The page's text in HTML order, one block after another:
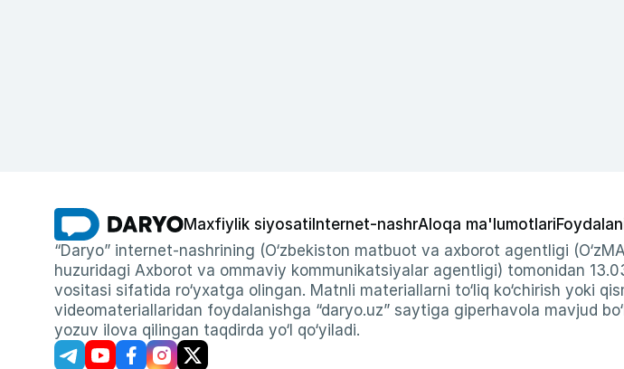
Maxfiylik siyosati Internet-nashrAloqa ma'lumotlari
“Daryo” internet-nashrining (O‘zbekiston matbuot va axborot agentligi
huzuridagi Axborot va ommaviy kommunikatsiyalar agentligi) tomonidan
vositasi sifatida ro‘yxatga olingan. Matnli materiallarni to‘liq ko‘chirish yoki
videomateriallaridan foydalanishga “daryo.uz” saytiga giperhavola mavjud
yozuv ilova qilingan taqdirda yo‘l qo‘yiladi.